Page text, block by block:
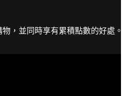
，並同時享有累積點數的好處。